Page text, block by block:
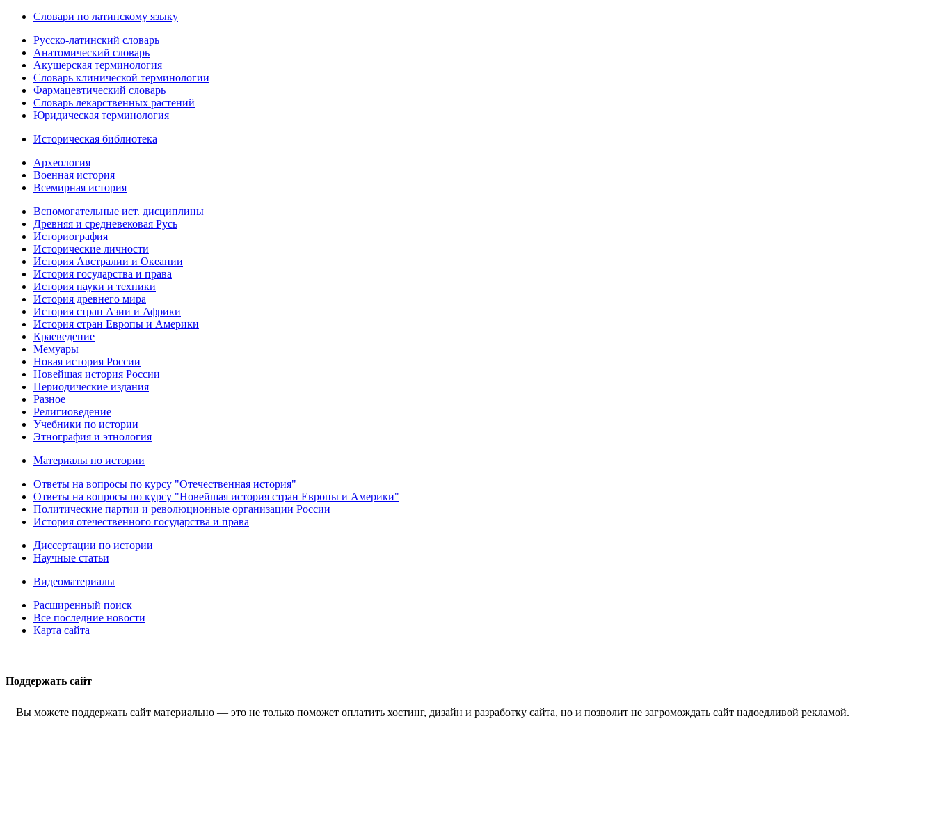
Словари по латинскому языку
Русско-латинский словарь
Анатомический словарь
Акушерская терминология
Словарь клинической терминологии
Фармацевтический словарь
Словарь лекарственных растений
Юридическая терминология
Историческая библиотека
Археология
Военная история
Всемирная история
Вспомогательные ист. дисциплины
Древняя и средневековая Русь
Историография
Исторические личности
История Австралии и Океании
История государства и права
История науки и техники
История древнего мира
История стран Азии и Африки
История стран Европы и Америки
Краеведение
Мемуары
Новая история России
Новейшая история России
Периодические издания
Разное
Религиоведение
Учебники по истории
Этнография и этнология
Материалы по истории
Ответы на вопросы по курсу "Отечественная история"
Ответы на вопросы по курсу "Новейшая история стран Европы и Америки"
Политические партии и революционные организации России
История отечественного государства и права
Диссертации по истории
Научные статьи
Видеоматериалы
Расширенный поиск
Все последние новости
Карта сайта
Поддержать сайт
Вы можете поддержать сайт материально — это не только поможет оплатить хостинг, дизайн и разработку сайта, но и позволит не загромождать сайт надоедливой рекламой.